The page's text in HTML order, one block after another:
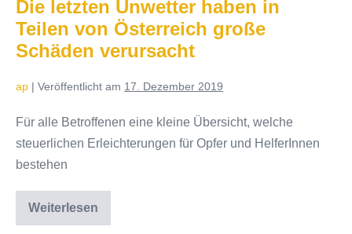
Die letzten Unwetter haben in
Teilen von Österreich große
Schäden verursacht
ap | Veröffentlicht am 17. Dezember 2019
Für alle Betroffenen eine kleine Übersicht, welche
steuerlichen Erleichterungen für Opfer und HelferInnen
bestehen
Weiterlesen
Die
letzten